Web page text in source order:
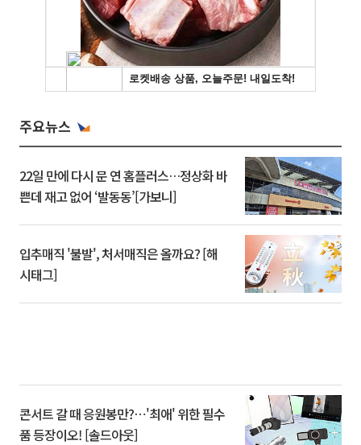
주요뉴스
22일 만에 다시 문 연 홈플러스…정상화 바
쁜데 재고 없어 ‘발동동’[가보니]
입추매직 '불발', 처서매직은 올까요? [해
시태그]
콘서트 갈 때 응원봉만?⋯'최애' 위한 필수
품 등장이오! [솔드아웃]